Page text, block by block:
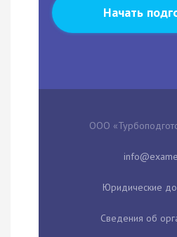
Начать
ООО
Юридические
Сведения об